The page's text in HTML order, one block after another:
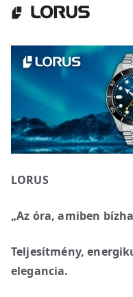
LORUS
„Az óra, amiben
Teljesítmény,
elegancia.